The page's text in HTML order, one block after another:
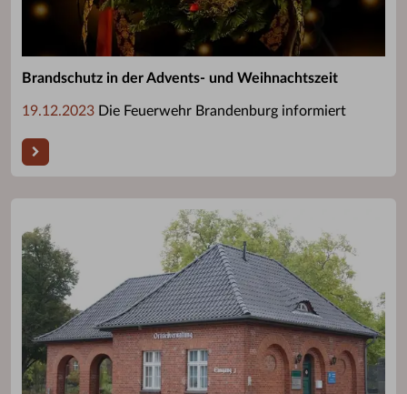
Brandschutz in der Advents- und Weihnachtszeit
19.12.2023 Die Feuerwehr Brandenburg informiert